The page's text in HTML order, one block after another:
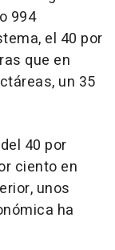
994
el 40 por
que en
un 35
40 por
ciento en
unos
ha